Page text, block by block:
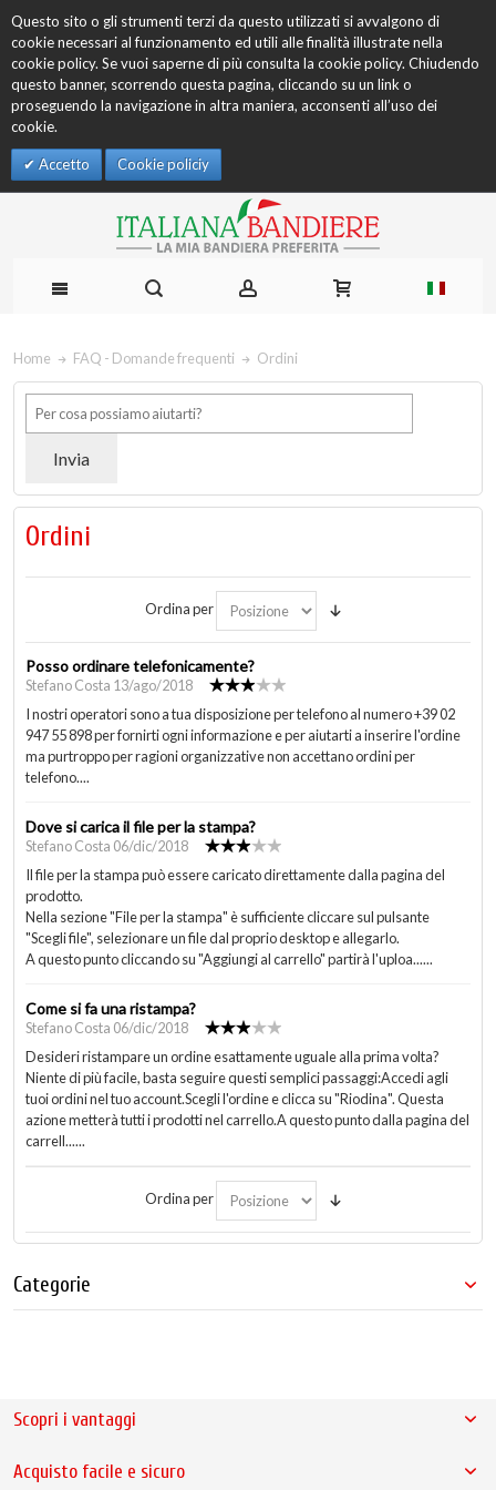
Questo sito o gli strumenti terzi da questo utilizzati si avvalgono di
cookie necessari al funzionamento ed utili alle finalità illustrate nella
cookie policy. Se vuoi saperne di più consulta la cookie policy. Chiudendo
questo banner, scorrendo questa pagina, cliccando su un link o
proseguendo la navigazione in altra maniera, acconsenti all’uso dei
cookie.
Accetto Cookie policiy
Home FAQ - Domande frequenti Ordini
Invia
Ordini
Ordina per
Posso ordinare telefonicamente?
Stefano Costa 13/ago/2018
I nostri operatori sono a tua disposizione per telefono al numero +39 02
947 55 898 per fornirti ogni informazione e per aiutarti a inserire l'ordine
ma purtroppo per ragioni organizzative non accettano ordini per
telefono....
Dove si carica il file per la stampa?
Stefano Costa 06/dic/2018
Il file per la stampa può essere caricato direttamente dalla pagina del
prodotto.
Nella sezione "File per la stampa" è sufficiente cliccare sul pulsante
"Scegli file", selezionare un file dal proprio desktop e allegarlo.
A questo punto cliccando su "Aggiungi al carrello" partirà l'uploa......
Come si fa una ristampa?
Stefano Costa 06/dic/2018
Desideri ristampare un ordine esattamente uguale alla prima volta?
Niente di più facile, basta seguire questi semplici passaggi:Accedi agli
tuoi ordini nel tuo account.Scegli l'ordine e clicca su "Riodina". Questa
azione metterà tutti i prodotti nel carrello.A questo punto dalla pagina del
carrell......
Ordina per
Categorie
Scopri i vantaggi
Acquisto facile e sicuro